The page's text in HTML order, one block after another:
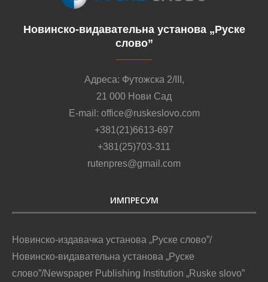
Новинско-видавательна установа „Руске
слово”
Адреса: Футожска 2/III,
21 000 Нови Сад
E-mail: office@ruskeslovo.com
+381(21)6613-697
+381(25)703-311
rutenpres@gmail.com
ИМПРЕСУМ
Новинско-издавачка установа „Руске слово”/
Новинско-видавательна установа „Руске
слово”/Newspaper Publishing Institution „Ruske slovo”